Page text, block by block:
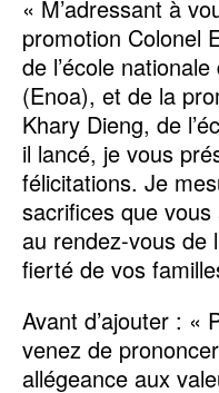
« M’adressant à
promotion Colonel
de l’école
(Enoa), et de la
Khary Dieng, de
il lancé, je vous
félicitations. Je
sacrifices que
au rendez-vous de
fierté de vos
Avant d’ajouter : «
venez de
allégeance aux